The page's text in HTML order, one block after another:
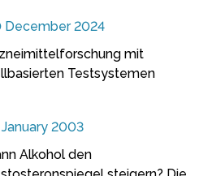
December 2024
mit
Testsystemen
January 2003
Alkohol den